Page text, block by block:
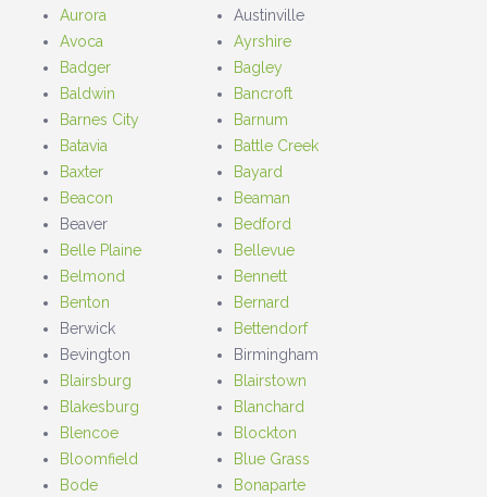
Aurora
Austinville
Avoca
Ayrshire
Badger
Bagley
Baldwin
Bancroft
Barnes City
Barnum
Batavia
Battle Creek
Baxter
Bayard
Beacon
Beaman
Beaver
Bedford
Belle Plaine
Bellevue
Belmond
Bennett
Benton
Bernard
Berwick
Bettendorf
Bevington
Birmingham
Blairsburg
Blairstown
Blakesburg
Blanchard
Blencoe
Blockton
Bloomfield
Blue Grass
Bode
Bonaparte